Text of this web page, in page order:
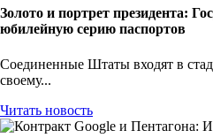
Золото и портрет президента:
юбилейную серию паспортов
Соединенные Штаты входят в
своему...
Читать новость